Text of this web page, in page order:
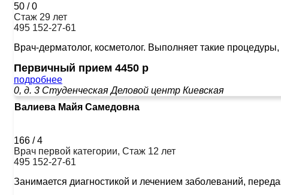
50 /0
Стаж 29 лет
495 152-27-61
Врач-дерматолог, косметолог. Выполняет такие
Первичный прием 4450 р
подробнее
0, д. 3 СтуденческаяДеловой центр Киевская
Валиева Майя Самедовна
166 /4
Врач первой категории, Стаж 12 лет
495 152-27-61
Занимается диагностикой и лечением заболеваний,